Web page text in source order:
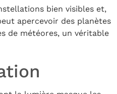
bien visibles et,
apercevoir des planètes
de météores, un véritable